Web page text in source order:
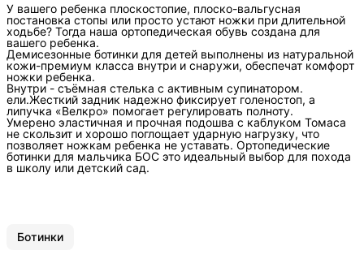
У вашего ребенка плоскостопие, плоско-вальгусная
постановка стопы или просто устают ножки при длительной
ходьбе? Тогда наша ортопедическая обувь создана для
вашего ребенка.
Демисезонные ботинки для детей выполнены из натуральной
кожи-премиум класса внутри и снаружи, обеспечат комфорт
ножки ребенка.
Внутри - съёмная стелька с активным супинатором.
ели.Жесткий задник надежно фиксирует голеностоп, а
липучка «Велкро» помогает регулировать полноту.
Умерено эластичная и прочная подошва с каблуком Томаса
не скользит и хорошо поглощает ударную нагрузку, что
позволяет ножкам ребенка не уставать. Ортопедические
ботинки для мальчика БОС это идеальный выбор для похода
в школу или детский сад.
Ботинки